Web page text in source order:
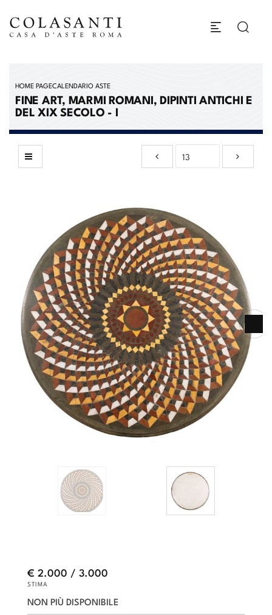
HOME PAGECALENDARIO ASTE
FINE ART, MARMI ROMANI, DIPINTI ANTICHI E
DEL XIX SECOLO - I
€ 2.000 / 3.000
STIMA
NON PIÙ DISPONIBILE